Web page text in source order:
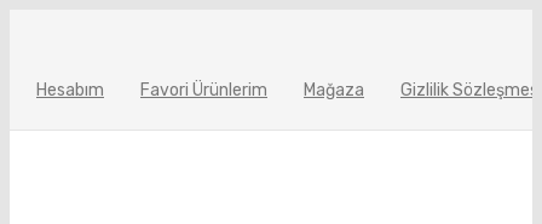
Hesabım Favori Ürünlerim Mağaza Gizlilik Sözleşmesi